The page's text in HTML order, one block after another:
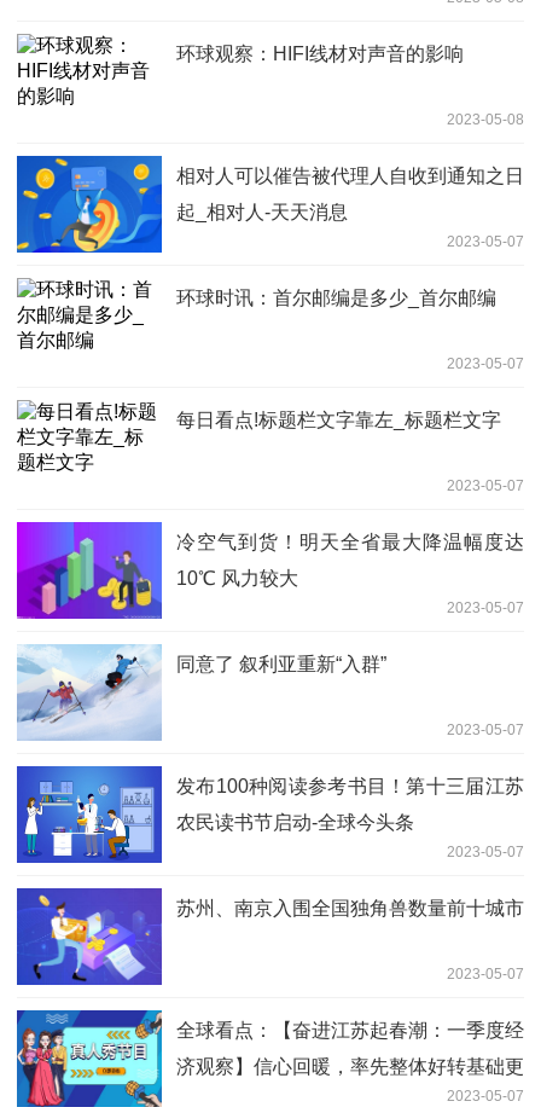
环球观察：HIFI线材对声音的影响
2023-05-08
相对人可以催告被代理人自收到通知之日
起_相对人-天天消息
2023-05-07
环球时讯：首尔邮编是多少_首尔邮编
2023-05-07
每日看点!标题栏文字靠左_标题栏文字
2023-05-07
冷空气到货！明天全省最大降温幅度达
10℃ 风力较大
2023-05-07
同意了 叙利亚重新“入群”
2023-05-07
发布100种阅读参考书目！第十三届江苏
农民读书节启动-全球今头条
2023-05-07
苏州、南京入围全国独角兽数量前十城市
2023-05-07
全球看点：【奋进江苏起春潮：一季度经
济观察】信心回暖，率先整体好转基础更
2023-05-07